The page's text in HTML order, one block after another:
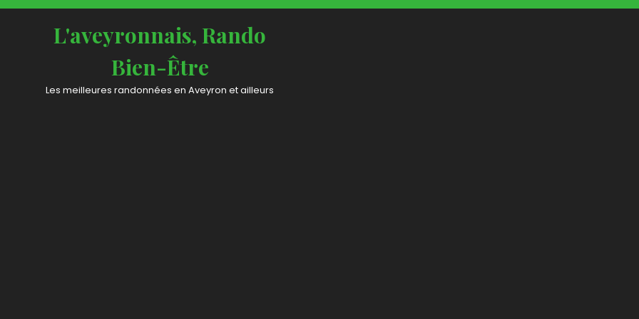
L'aveyronnais, Rando
Bien-Être
Les meilleures randonnées en Aveyron et ailleurs